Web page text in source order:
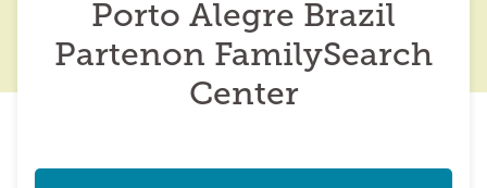
Porto Alegre Brazil
Partenon FamilySearch
Center